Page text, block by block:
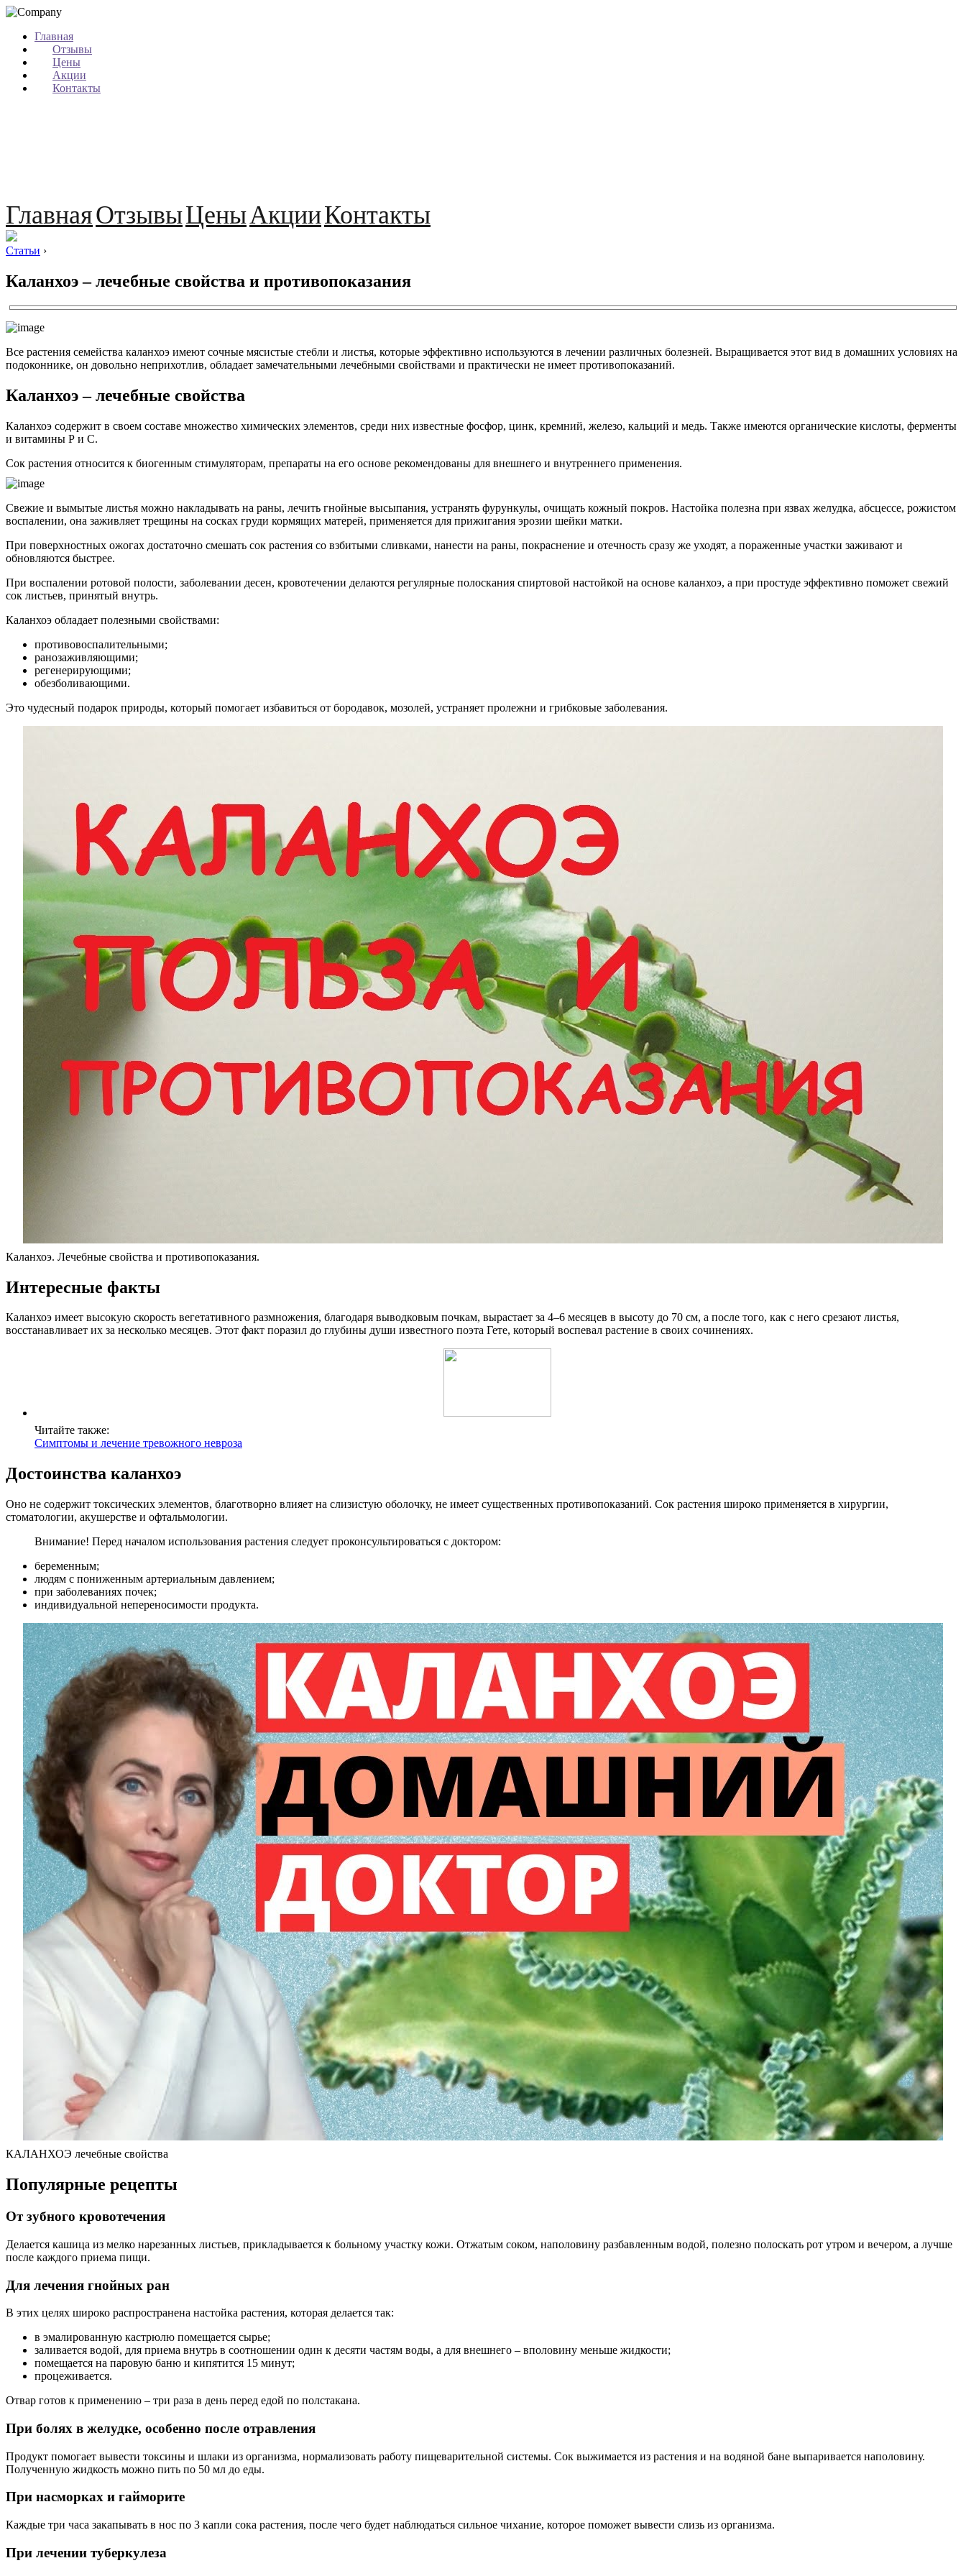
Главная
Отзывы
Цены
Акции
Контакты
ГлавнаяОтзывыЦеныАкцииКонтакты
Статьи ›
Каланхоэ – лечебные свойства и противопоказания
Все растения семейства каланхоэ имеют сочные мясистые стебли и листья, которые эффективно используются в лечении различных болезней. Выращивается этот вид в домашних условиях на
подоконнике, он довольно неприхотлив, обладает замечательными лечебными свойствами и практически не имеет противопоказаний.
Каланхоэ – лечебные свойства
Каланхоэ содержит в своем составе множество химических элементов, среди них известные фосфор, цинк, кремний, железо, кальций и медь. Также имеются органические кислоты, ферменты
и витамины Р и С.
Сок растения относится к биогенным стимуляторам, препараты на его основе рекомендованы для внешнего и внутреннего применения.
Свежие и вымытые листья можно накладывать на раны, лечить гнойные высыпания, устранять фурункулы, очищать кожный покров. Настойка полезна при язвах желудка, абсцессе, рожистом
воспалении, она заживляет трещины на сосках груди кормящих матерей, применяется для прижигания эрозии шейки матки.
При поверхностных ожогах достаточно смешать сок растения со взбитыми сливками, нанести на раны, покраснение и отечность сразу же уходят, а пораженные участки заживают и
обновляются быстрее.
При воспалении ротовой полости, заболевании десен, кровотечении делаются регулярные полоскания спиртовой настойкой на основе каланхоэ, а при простуде эффективно поможет свежий
сок листьев, принятый внутрь.
Каланхоэ обладает полезными свойствами:
противовоспалительными;
ранозаживляющими;
регенерирующими;
обезболивающими.
Это чудесный подарок природы, который помогает избавиться от бородавок, мозолей, устраняет пролежни и грибковые заболевания.
Каланхоэ. Лечебные свойства и противопоказания.
Интересные факты
Каланхоэ имеет высокую скорость вегетативного размножения, благодаря выводковым почкам, вырастает за 4–6 месяцев в высоту до 70 см, а после того, как с него срезают листья,
восстанавливает их за несколько месяцев. Этот факт поразил до глубины души известного поэта Гете, который воспевал растение в своих сочинениях.
Читайте также:
Симптомы и лечение тревожного невроза
Достоинства каланхоэ
Оно не содержит токсических элементов, благотворно влияет на слизистую оболочку, не имеет существенных противопоказаний. Сок растения широко применяется в хирургии,
стоматологии, акушерстве и офтальмологии.
Внимание! Перед началом использования растения следует проконсультироваться с доктором:
беременным;
людям с пониженным артериальным давлением;
при заболеваниях почек;
индивидуальной непереносимости продукта.
КАЛАНХОЭ лечебные свойства
Популярные рецепты
От зубного кровотечения
Делается кашица из мелко нарезанных листьев, прикладывается к больному участку кожи. Отжатым соком, наполовину разбавленным водой, полезно полоскать рот утром и вечером, а лучше
после каждого приема пищи.
Для лечения гнойных ран
В этих целях широко распространена настойка растения, которая делается так:
в эмалированную кастрюлю помещается сырье;
заливается водой, для приема внутрь в соотношении один к десяти частям воды, а для внешнего – вполовину меньше жидкости;
помещается на паровую баню и кипятится 15 минут;
процеживается.
Отвар готов к применению – три раза в день перед едой по полстакана.
При болях в желудке, особенно после отравления
Продукт помогает вывести токсины и шлаки из организма, нормализовать работу пищеварительной системы. Сок выжимается из растения и на водяной бане выпаривается наполовину.
Полученную жидкость можно пить по 50 мл до еды.
При насморках и гайморите
Каждые три часа закапывать в нос по 3 капли сока растения, после чего будет наблюдаться сильное чихание, которое поможет вывести слизь из организма.
При лечении туберкулеза